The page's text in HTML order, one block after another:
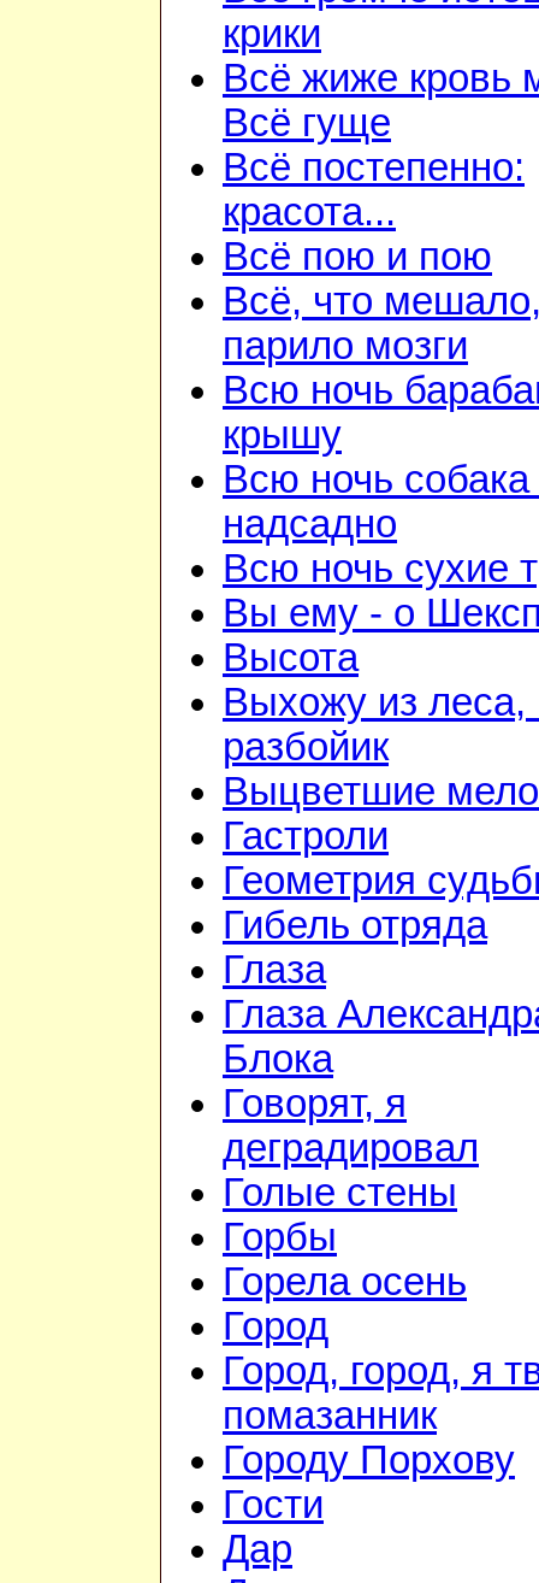
крики
Всё жиже кровь
Всё гуще
Всё постепенно:
красота...
Всё пою и пою
Всё, что
парило мозги
Всю ночь
крышу
Всю ночь
надсадно
Всю ночь сухие
Вы ему - о
Высота
Выхожу из леса,
разбойик
Выцветшие
Гастроли
Геометрия
Гибель отряда
Глаза
Глаза
Блока
Говорят, я
деградировал
Голые стены
Горбы
Горела осень
Город
Город, город, я
помазанник
Городу Порхову
Гости
Дар